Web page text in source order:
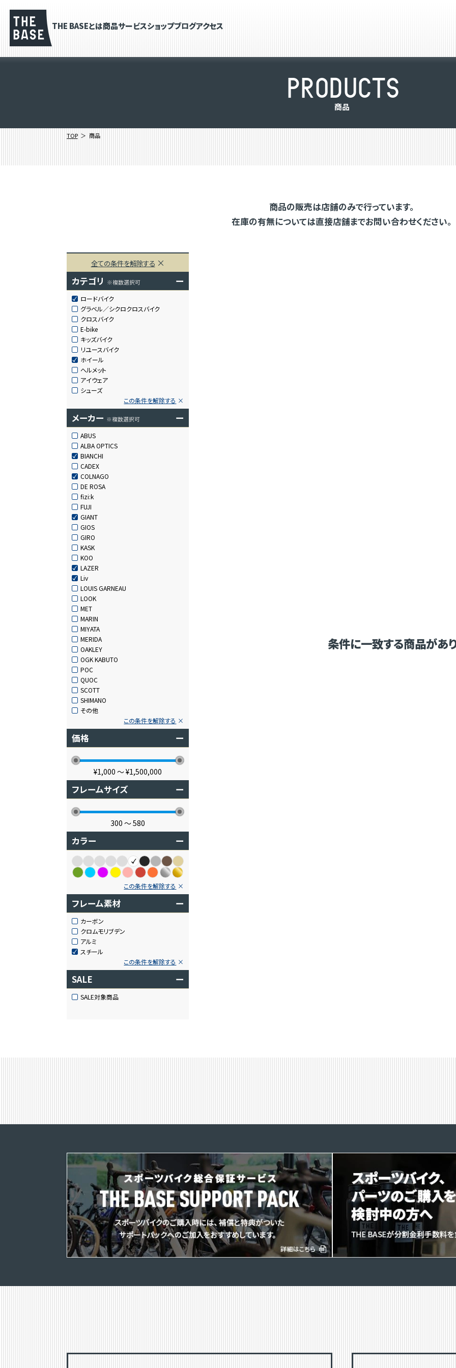
THE BASEとは商品サービスショップブログアクセス
PRODUCTS
商品
TOP 商品
商品の販売は店舗のみで行っています。
在庫の有無については直接店舗までお問い合わせください。
全ての条件を解除する
カテゴリ ※複数選択可 ー
ロードバイク
グラベル／シクロクロスバイク
クロスバイク
E-bike
キッズバイク
リユースバイク
ホイール
ヘルメット
アイウェア
シューズ
この条件を解除する
メーカー ※複数選択可 ー
ABUS
ALBA OPTICS
BIANCHI
CADEX
COLNAGO
DE ROSA
fizi:k
FUJI
GIANT
GIOS
GIRO
KASK
KOO
LAZER
Liv
LOUIS GARNEAU
LOOK
MET
MARIN
MIYATA
MERIDA
OAKLEY
OGK KABUTO
POC
QUOC
SCOTT
SHIMANO
その他
この条件を解除する
価格 ー
¥1,000 〜¥1,500,000
フレームサイズ ー
300 〜580
カラー ー
この条件を解除する
フレーム素材 ー
カーボン
クロムモリブデン
アルミ
スチール
この条件を解除する
SALE ー
SALE対象商品
条件に一致する商品があ